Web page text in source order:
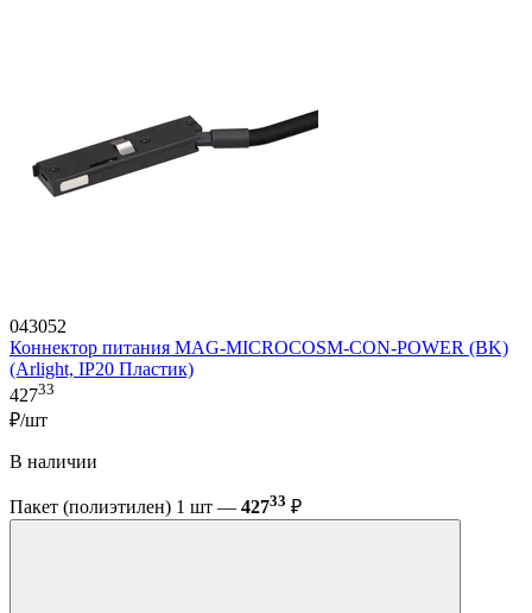
043052
Коннектор питания MAG-MICROCOSM-CON-POWER (BK)
(Arlight, IP20 Пластик)
42733
₽/шт
В наличии
Пакет (полиэтилен) 1 шт — 42733 ₽